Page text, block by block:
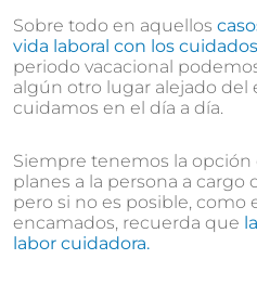
Sobre todo en aquellos
vida laboral con los cuidados
periodo vacacional
algún otro lugar alejado
cuidamos en el día a día.
Siempre tenemos la
planes a la persona a cargo
pero si no es posible, como
encamados, recuerda que
labor cuidadora.